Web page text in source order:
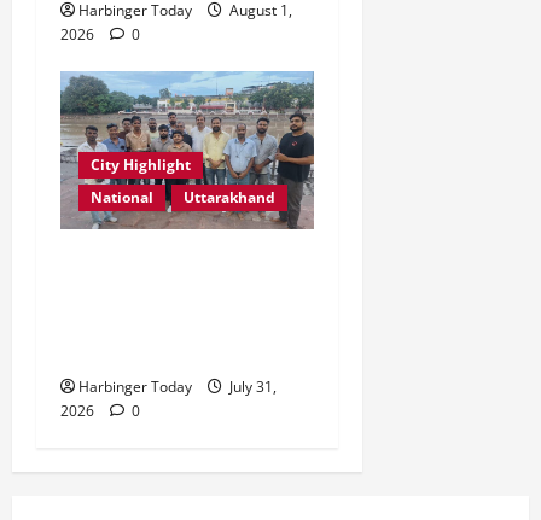
Harbinger Today
August 1,
2026
0
City Highlight
National
Uttarakhand
Harbinger Today
July 31,
2026
0